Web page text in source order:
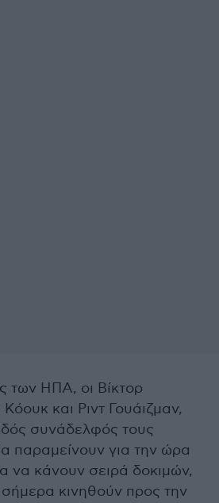
των ΗΠΑ, οι Βίκτορ
και Ριντ Γουάιζμαν,
συνάδελφός τους
παραμείνουν για την ώρα
να κάνουν σειρά δοκιμών,
κινηθούν προς την